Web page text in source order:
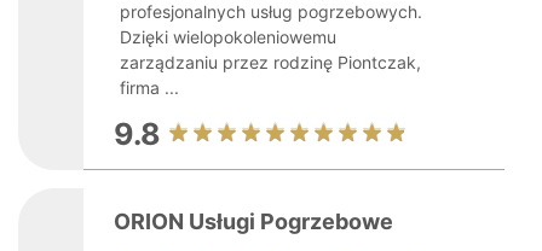
profesjonalnych usług pogrzebowych.
Dzięki wielopokoleniowemu
zarządzaniu przez rodzinę Piontczak,
firma ...
9.8
ORION Usługi Pogrzebowe